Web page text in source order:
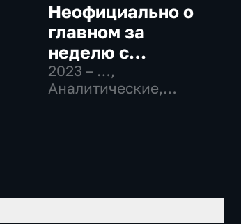
Неофициально о
главном за
неделю с
Даниилом
Безсоновым
2023 – …,
Аналитические,